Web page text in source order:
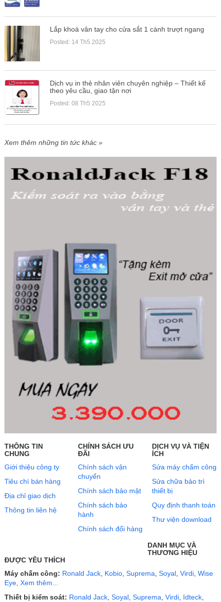
Lắp khoá vân tay cho cửa sắt 1 cánh trượt ngang
Posted: 14 Th5 2025
Dịch vụ in thẻ nhân viên chuyên nghiệp – Thiết kế
theo yêu cầu, giao tận nơi
Posted: 08 Th5 2025
Xem thêm những tin tức khác »
THÔNG TIN
CHUNG
Giới thiệu công ty
Tiêu chí bán hàng
Địa chỉ giao dịch
Thông tin liên hệ
CHÍNH SÁCH ƯU
ĐÃI
Chính sách vận
chuyển
Chính sách bảo mật
Chính sách bảo
hành
Chính sách đổi hàng
DỊCH VỤ VÀ TIỆN
ÍCH
Sửa máy chấm công
Sửa chữa bảo trì
thiết bị
Quy định thanh toán
Thư viện download
DANH MỤC VÀ
THƯƠNG HIỆU
ĐƯỢC YÊU THÍCH
Máy chấm công: Ronald Jack, Kobio, Suprema, Soyal, Virdi, Wise
Eye, Xem thêm...
Thiết bị kiểm soát: Ronald Jack, Soyal, Suprema, Virdi, Idteck,